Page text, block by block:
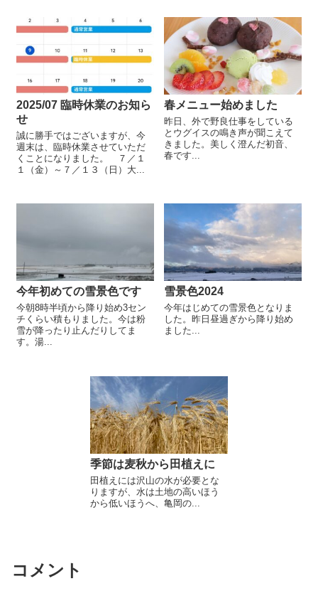
2025/07 臨時休業のお知ら
せ
誠に勝手ではございますが、今
週末は、臨時休業させていただ
くことになりました。 ７／１
１（金）～７／１３（日）大...
春メニュー始めました
昨日、外で野良仕事をしている
とウグイスの鳴き声が聞こえて
きました。美しく澄んだ初音、
春です...
今年初めての雪景色です
今朝8時半頃から降り始め3セン
チくらい積もりました。今は粉
雪が降ったり止んだりしてま
す。湯...
雪景色2024
今年はじめての雪景色となりま
した。昨日昼過ぎから降り始め
ました...
季節は麦秋から田植えに
田植えには沢山の水が必要とな
りますが、水は土地の高いほう
から低いほうへ、亀岡の...
コメント